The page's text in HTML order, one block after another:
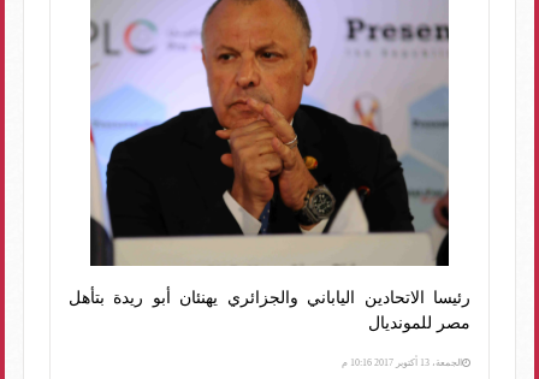
رئيسا الاتحادين الياباني والجزائري يهنئان أبو ريدة بتأهل
مصر للمونديال
الجمعة، 13 أكتوبر 2017 10:16 م